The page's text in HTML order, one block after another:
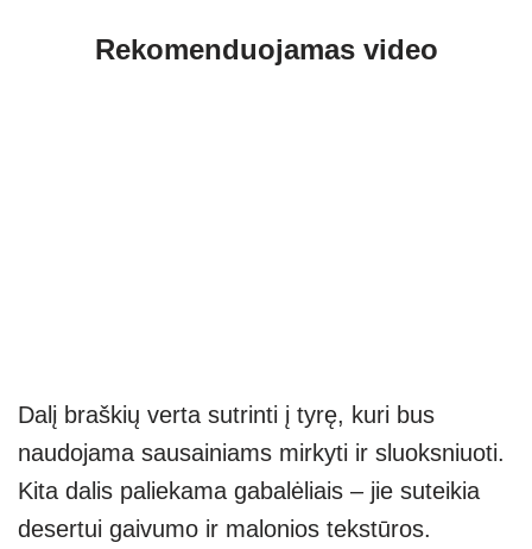
Rekomenduojamas video
Dalį braškių verta sutrinti į tyrę, kuri bus
naudojama sausainiams mirkyti ir sluoksniuoti.
Kita dalis paliekama gabalėliais – jie suteikia
desertui gaivumo ir malonios tekstūros.